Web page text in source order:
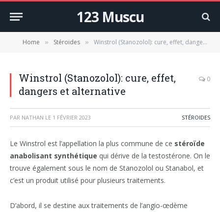
123 Muscu
Home » Stéroides » Winstrol (Stanozolol): cure, effet, dangers et alternative
Winstrol (Stanozolol): cure, effet,
dangers et alternative
0
PAR NATHAN LE 1 FÉVRIER 2023 STÉROIDES
Le Winstrol est l’appellation la plus commune de ce stéroïde
anabolisant synthétique qui dérive de la testostérone. On le
trouve également sous le nom de Stanozolol ou Stanabol, et
c’est un produit utilisé pour plusieurs traitements.
D’abord, il se destine aux traitements de l’angio-œdème